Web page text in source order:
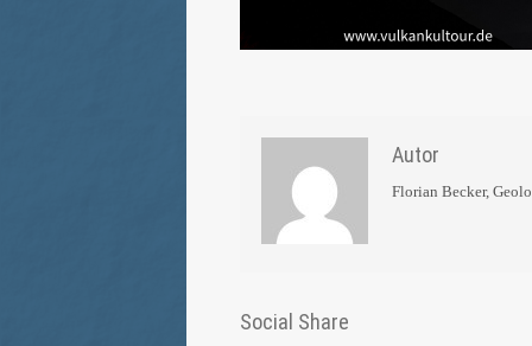
Autor
Florian Becker,
Social Share